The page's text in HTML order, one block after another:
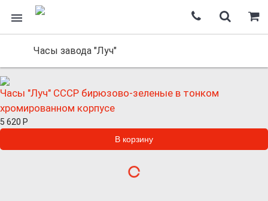
Часы завода "Луч"
Часы "Луч" СССР бирюзово-зеленые в тонком
хромированном корпусе
5 620 Р